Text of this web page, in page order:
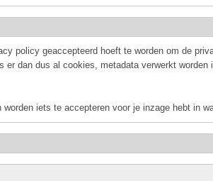
policy geaccepteerd hoeft te worden om de
er dan dus al cookies, metadata verwerkt
iets te accepteren voor je inzage hebt in